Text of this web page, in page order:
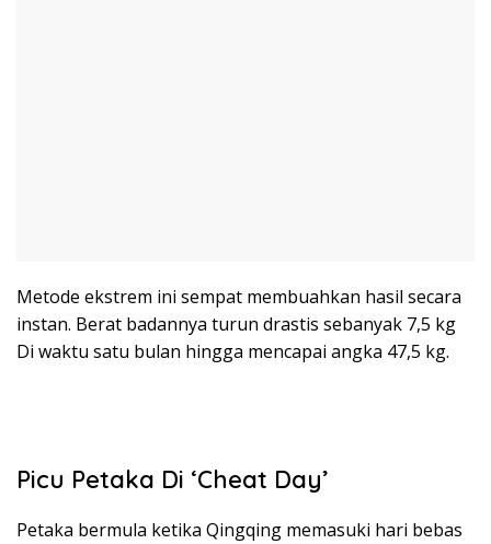
Metode ekstrem ini sempat membuahkan hasil secara
instan. Berat badannya turun drastis sebanyak 7,5 kg
Di waktu satu bulan hingga mencapai angka 47,5 kg.
Picu Petaka Di ‘Cheat Day’
Petaka bermula ketika Qingqing memasuki hari bebas